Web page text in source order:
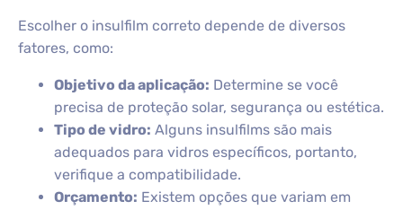
Escolher o insulfilm correto depende de diversos
fatores, como:
Objetivo da aplicação: Determine se você
precisa de proteção solar, segurança ou estética.
Tipo de vidro: Alguns insulfilms são mais
adequados para vidros específicos, portanto,
verifique a compatibilidade.
Orçamento: Existem opções que variam em